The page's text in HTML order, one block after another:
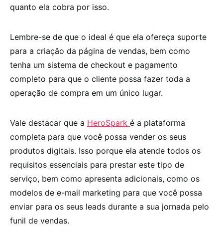
quanto ela cobra por isso.
Lembre-se de que o ideal é que ela ofereça suporte
para a criação da página de vendas, bem como
tenha um sistema de checkout e pagamento
completo para que o cliente possa fazer toda a
operação de compra em um único lugar.
Vale destacar que a HeroSpark é a plataforma
completa para que você possa vender os seus
produtos digitais. Isso porque ela atende todos os
requisitos essenciais para prestar este tipo de
serviço, bem como apresenta adicionais, como os
modelos de e-mail marketing para que você possa
enviar para os seus leads durante a sua jornada pelo
funil de vendas.